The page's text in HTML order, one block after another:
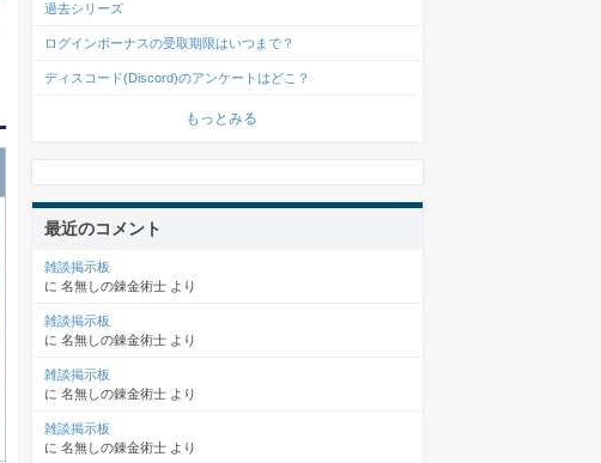
過去シリーズ
ログインボーナスの受取期限はいつまで？
ディスコード(Discord)のアンケートはどこ？
もっとみる
最近のコメント
雑談掲示板
に 名無しの錬金術士 より
雑談掲示板
に 名無しの錬金術士 より
雑談掲示板
に 名無しの錬金術士 より
雑談掲示板
に 名無しの錬金術士 より